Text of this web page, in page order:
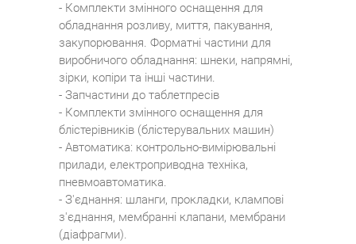
- Комплекти змінного оснащення для
обладнання розливу, миття, пакування,
закупорювання. Форматні частини для
виробничого обладнання: шнеки, напрямні,
зірки, копіри та інші частини.
- Запчастини до таблетпресів
- Комплекти змінного оснащення для
блістерівників (блістерувальних машин)
- Автоматика: контрольно-вимірювальні
прилади, електроприводна техніка,
пневмоавтоматика.
- З'єднання: шланги, прокладки, клампові
з'єднання, мембранні клапани, мембрани
(діафрагми).